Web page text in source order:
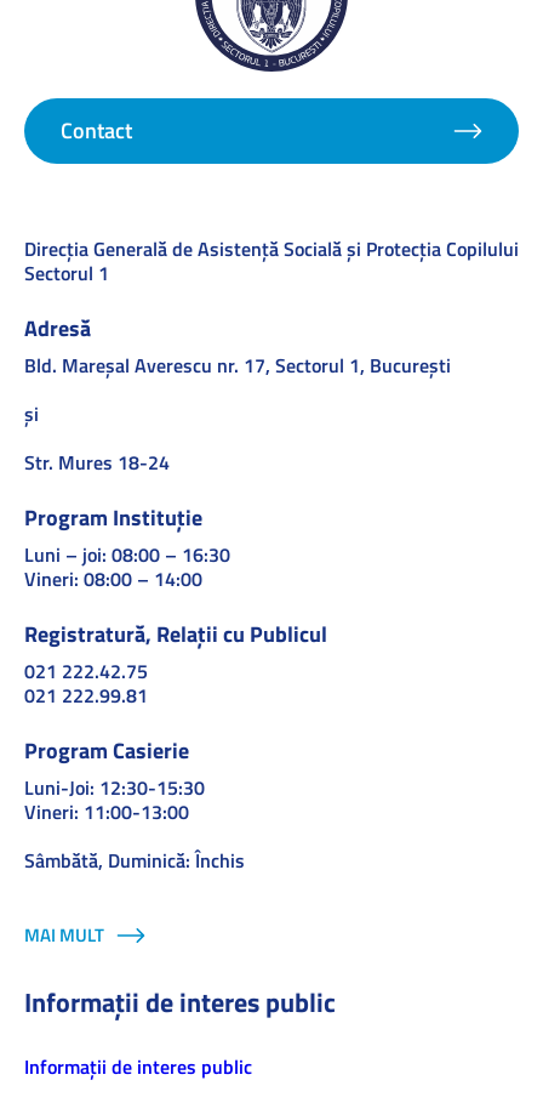
Contact
Direcţia Generală de Asistenţă Socială şi Protecţia Copilului
Sectorul 1
Adresă
Bld. Mareşal Averescu nr. 17, Sectorul 1, Bucureşti
și
Str. Mures 18-24
Program Instituție
Luni – joi: 08:00 – 16:30
Vineri: 08:00 – 14:00
Registratură, Relații cu Publicul
021 222.42.75
021 222.99.81
Program Casierie
Luni-Joi: 12:30-15:30
Vineri: 11:00-13:00
Sâmbătă, Duminică: Închis
MAI MULT
Informații de interes public
Informaţii de interes public